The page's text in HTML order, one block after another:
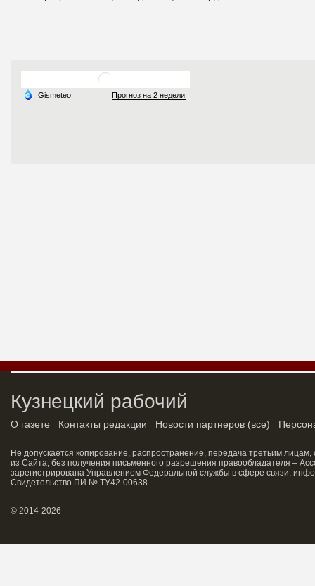
Кузнецкий рабочий
О газете Контакты редакции Новости партнеров (все)
Не допускается копирование, распространение, передача третьим
из Сайта, без получения письменного разрешения правообладателя –
зарегистрирована Управлением Федеральной службы в сфере связи,
Свидетельство ПИ № ТУ42-00638.
© 2014-2026